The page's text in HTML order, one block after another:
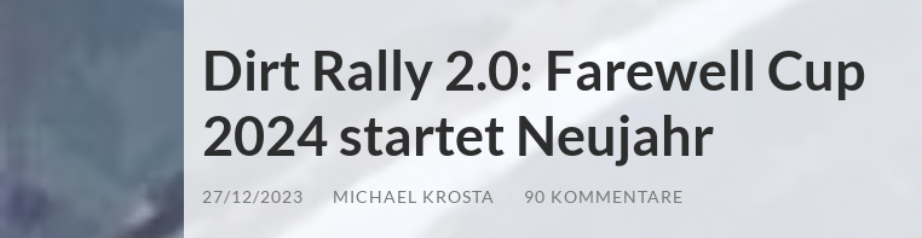
Dirt Rally 2.0: Farewell Cup
2024 startet Neujahr
27/12/2023 MICHAEL KROSTA 90 KOMMENTARE